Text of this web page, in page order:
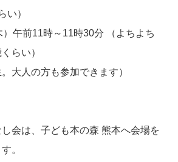
い）
）午前11時～11時30分 （よちよち
らい）
大人の方も参加できます）
会は、子ども本の森 熊本へ会場を
。